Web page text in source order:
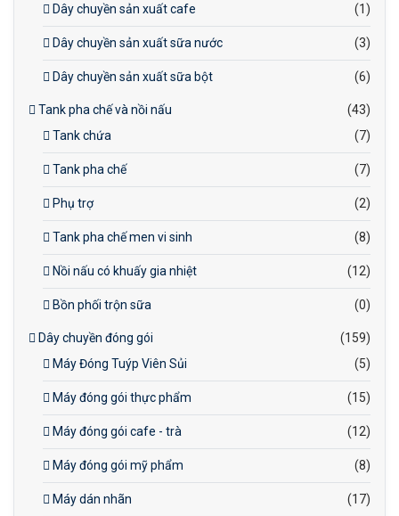
Dây chuyền sản xuất cafe (1)
Dây chuyền sản xuất sữa nước (3)
Dây chuyền sản xuất sữa bột (6)
Tank pha chế và nồi nấu
(43)
Tank chứa
(7)
Tank pha chế (7)
Phụ trợ (2)
Tank pha chế men vi sinh (8)
Nồi nấu có khuấy gia nhiệt (12)
Bồn phối trộn sữa (0)
Dây chuyền đóng gói
(159)
Máy Đóng Tuýp Viên Sủi
(5)
Máy đóng gói thực phẩm (15)
Máy đóng gói cafe - trà (12)
Máy đóng gói mỹ phẩm (8)
Máy dán nhãn (17)